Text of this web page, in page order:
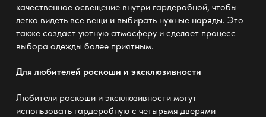
качественное освещение внутри гардеробной, чтобы
легко видеть все вещи и выбирать нужные наряды. Это
также создаст уютную атмосферу и сделает процесс
выбора одежды более приятным.
Для любителей роскоши и эксклюзивности
Любители роскоши и эксклюзивности могут
использовать гардеробную с четырьмя дверями